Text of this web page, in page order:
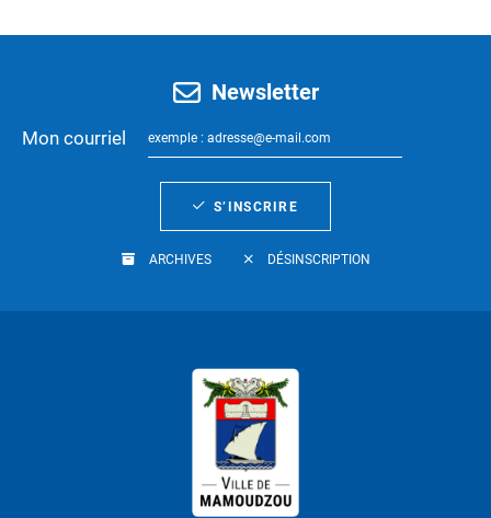
Newsletter
Mon courriel
S’INSCRIRE
ARCHIVES DÉSINSCRIPTION